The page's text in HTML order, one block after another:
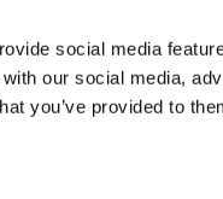
social media
our social media,
you’ve provided to